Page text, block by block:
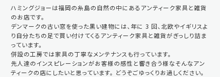
ハミングジョーは福岡の糸島の自然の中にあるアンティーク家具と雑貨
のお店です。
デンマークの古い窓を使った黒い建物には、年に 3 回、北欧やイギリスよ
り自分たちの足で買い付けてくるアンティーク家具と雑貨がぎっしり詰ま
っています。
併設の工房では家具の丁寧なメンテナンスも行っています。
先人達のインスピレーションがお客様の感性と響き合う様なそんなアン
ティークの店にしたいと思っています。 どうぞごゆっくりお過しください。